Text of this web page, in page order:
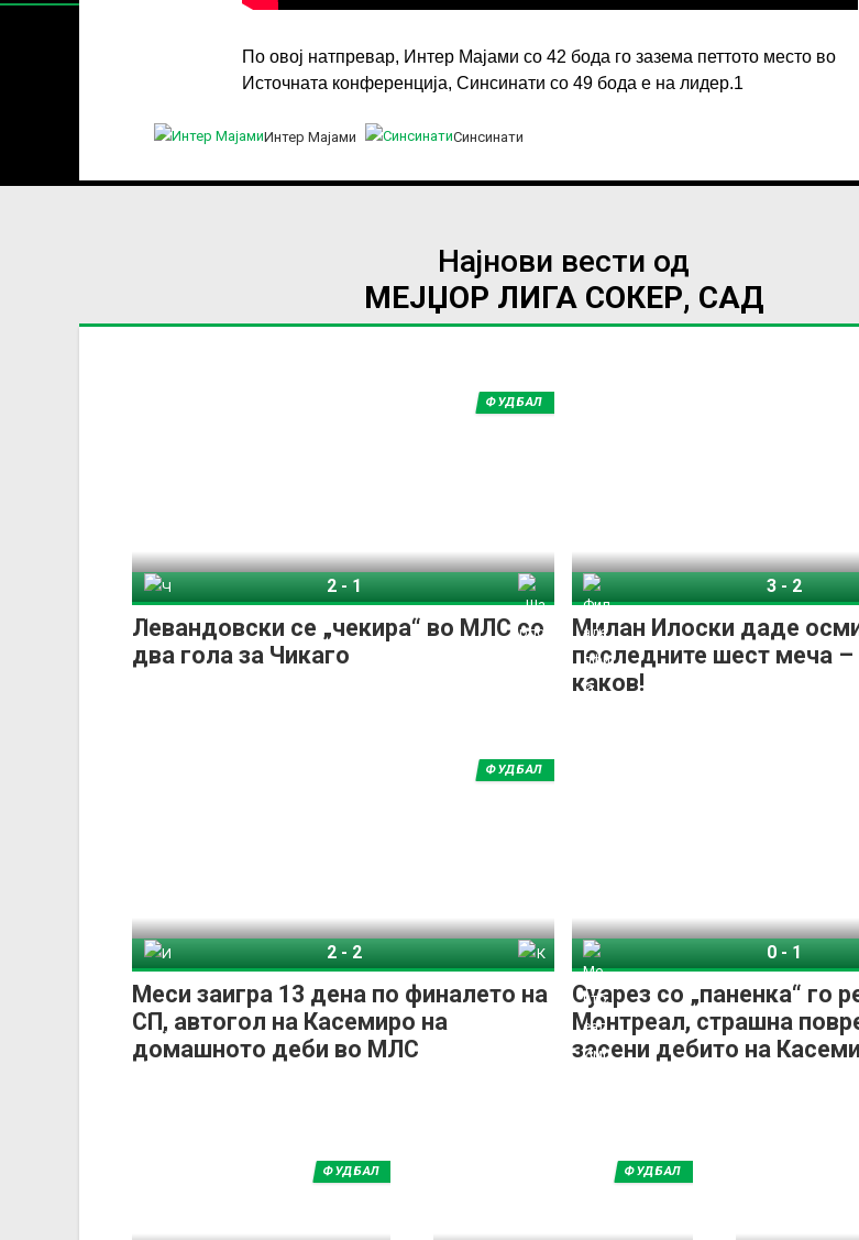
По овој натпревар, Интер Мајами со 42 бода го зазема петтото место во
Источната конференција, Синсинати со 49 бода е на лидер.1
Интер Мајами Синсинати
Најнови вести од
МЕЈЏОР ЛИГА СОКЕР, САД
Левандовски се „чекира“ во МЛС со
два гола за Чикаго
ФУДБАЛ
2-1
Милан Илоски даде
последните шест меча –
каков!
3-2
Меси заигра 13 дена по финалето на
СП, автогол на Касемиро на
домашното деби во МЛС
ФУДБАЛ
2-2
Суарез со „паненка“ го
Монтреал, страшна
засени дебито на
0-1
ФУДБАЛ ФУДБАЛ
Сите права задржани
За секоја форма на распространување, репродукција или комерцијална употреба на текстови,